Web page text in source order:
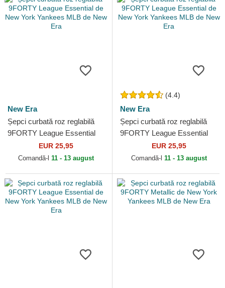
New Era
Șepci curbată roz reglabilă
9FORTY League Essential
de New York Yankees MLB
de New Era
EUR 25,95
Comandă-l 11 - 13 august
(4.4)
New Era
Șepci curbată roz reglabilă
9FORTY League Essential
de New York Yankees MLB
de New Era
EUR 25,95
Comandă-l 11 - 13 august